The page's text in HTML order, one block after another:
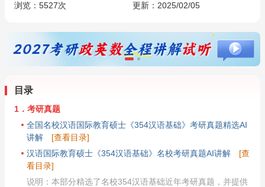
浏览： 5527次 更新：2025/02/05
目录
1．考研真题
全国名校汉语国际教育硕士《354汉语基础》考研真题精选AI
讲解
[查看目录]
汉语国际教育硕士《354汉语基础》名校考研真题AI讲解
[查
看目录]
说明：本部分精选了名校354汉语基础近年考研真题，并提供